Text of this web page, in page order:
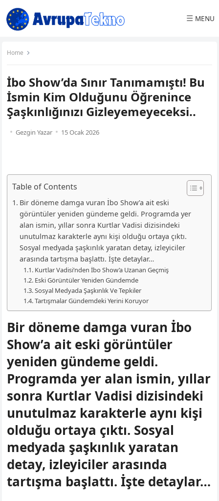
☰ MENU
Home
İbo Show’da Sınır Tanımamıştı! Bu
İsmin Kim Olduğunu Öğrenince
Şaşkınlığınızı Gizleyemeyeceksi..
Gezgin Yazar 15 Ocak 2026
Table of Contents
Bir döneme damga vuran İbo Show’a ait eski
görüntüler yeniden gündeme geldi. Programda yer
alan ismin, yıllar sonra Kurtlar Vadisi dizisindeki
unutulmaz karakterle aynı kişi olduğu ortaya çıktı.
Sosyal medyada şaşkınlık yaratan detay, izleyiciler
arasında tartışma başlattı. İşte detaylar…
Kurtlar Vadisi’nden İbo Show’a Uzanan Geçmiş
Eski Görüntüler Yeniden Gündemde
Sosyal Medyada Şaşkınlık Ve Tepkiler
Tartışmalar Gündemdeki Yerini Koruyor
Bir döneme damga vuran İbo
Show’a ait eski görüntüler
yeniden gündeme geldi.
Programda yer alan ismin, yıllar
sonra Kurtlar Vadisi dizisindeki
unutulmaz karakterle aynı kişi
olduğu ortaya çıktı. Sosyal
medyada şaşkınlık yaratan
detay, izleyiciler arasında
tartışma başlattı. İşte detaylar…